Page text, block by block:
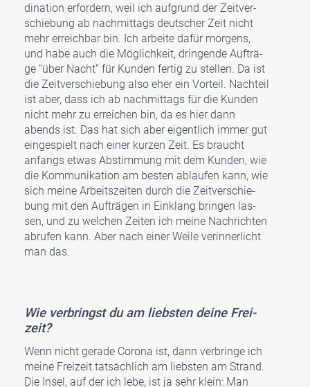
di­na­ti­on erfor­dern, weil ich auf­grund der Zeit­ver­
schie­bung ab nach­mit­tags deut­scher Zeit nicht
mehr erreich­bar bin. Ich arbei­te dafür mor­gens,
und habe auch die Mög­lich­keit, drin­gen­de Auf­trä­
ge “über Nacht” für Kun­den fer­tig zu stel­len. Da ist
die Zeit­ver­schie­bung also eher ein Vor­teil. Nach­teil
ist aber, dass ich ab nach­mit­tags für die Kun­den
nicht mehr zu errei­chen bin, da es hier dann
abends ist. Das hat sich aber eigent­lich immer gut
ein­ge­spielt nach einer kur­zen Zeit. Es braucht
anfangs etwas Abstim­mung mit dem Kun­den, wie
die Kom­mu­ni­ka­ti­on am bes­ten ablau­fen kann, wie
sich mei­ne Arbeits­zei­ten durch die Zeit­ver­schie­
bung mit den Auf­trä­gen in Ein­klang brin­gen las­
sen, und zu wel­chen Zei­ten ich mei­ne Nach­rich­ten
abru­fen kann. Aber nach einer Wei­le ver­in­ner­licht
man das.
Wie ver­bringst du am liebs­ten dei­ne Frei­
zeit?
Wenn nicht gera­de Coro­na ist, dann ver­brin­ge ich
mei­ne Frei­zeit tat­säch­lich am liebs­ten am Strand.
Die Insel, auf der ich lebe, ist ja sehr klein: Man